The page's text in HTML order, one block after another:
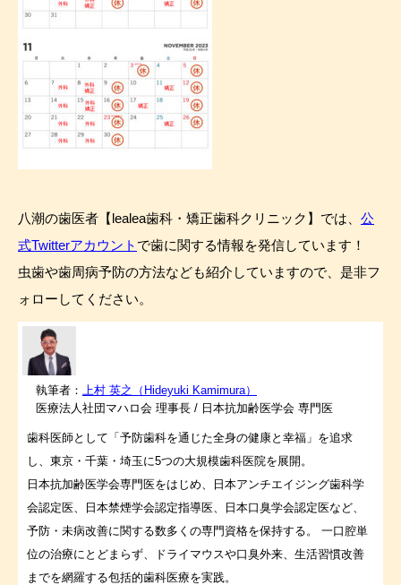
八潮の歯医者【lealea歯科・矯正歯科クリニック】では、 公
式Twitterアカウント で歯に関する情報を発信しています！
虫歯や歯周病予防の方法なども紹介していますので、是非フ
ォローしてください。
執筆者：
上村 英之（Hideyuki Kamimura）
医療法人社団マハロ会 理事長 / 日本抗加齢医学会 専門医
歯科医師として「予防歯科を通じた全身の健康と幸福」を追求
し、東京・千葉・埼玉に5つの大規模歯科医院を展開。
日本抗加齢医学会専門医をはじめ、日本アンチエイジング歯科学
会認定医、日本禁煙学会認定指導医、日本口臭学会認定医など、
予防・未病改善に関する数多くの専門資格を保持する。 一口腔単
位の治療にとどまらず、ドライマウスや口臭外来、生活習慣改善
までを網羅する包括的歯科医療を実践。